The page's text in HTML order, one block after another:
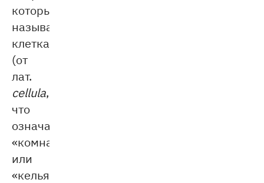
которые
называются
клетками
(от
лат.
cellula,
что
означает
«комнатка»
или
«келья»).